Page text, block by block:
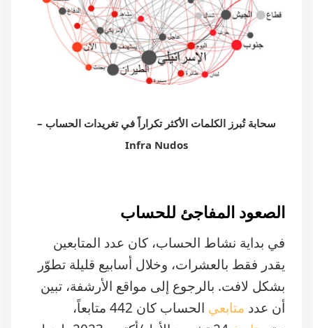
سحابة تُبرز الكلمات الأكثر تكراراً في تغريدات الحساب –
في بداية نشاط الحساب، كان عدد المتابعين
بشكل لافت. بالرجوع إلى مواقع الأرشفة، تبين
أن عددمتابعي
الحساب كان 442 متابعاً،
حتىتاريخ
24 تشرين الأول/أكتوبر 2023، ليصل
إلىقرابة20 ألف متابع بحلول
9 تشرين الثاني/